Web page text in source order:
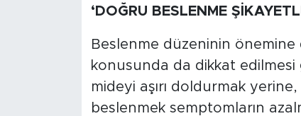
‘DOĞRU BESLENME
Beslenme düzeninin önemine
konusunda da dikkat edilmesi
mideyi aşırı doldurmak
beslenmek semptomların